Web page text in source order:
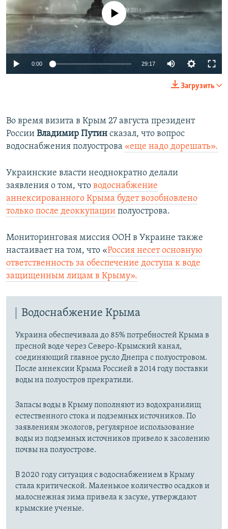
720p 1080p
No media source currently available
0:00 29:17
240p
720p
1080p
Загрузить
Во время визита в Крым 27 августа президент
России Владимир Путин сказал, что вопрос
водоснабжения полуострова «еще надо дорешать».
Украинские власти неоднократно делали
заявления о том, что водоснабжение
аннексированного Крыма будет возобновлено
только после деоккупации полуострова.
Мониторинговая миссия ООН в Украине также
настаивает на том, что «Россия несет основную
ответственность за обеспечение доступа к воде
защищенным лицам в Крыму».
Водоснабжение Крыма
Украина обеспечивала до 85% потребностей Крыма в
пресной воде через Северо-Крымский канал,
соединяющий главное русло Днепра с полуостровом.
После аннексии Крыма Россией в 2014 году поставки
воды на полуостров прекратили.
Запасы воды в Крыму пополняют из водохранилищ
естественного стока и подземных источников. По
заявлениям экологов, регулярное использование
воды из подземных источников привело к засолению
почвы на полуострове.
В 2020 году ситуация с водоснабжением в Крыму
стала критической. Маленькое количество осадков и
малоснежная зима привела к засухе, утверждают
крымские ученые.